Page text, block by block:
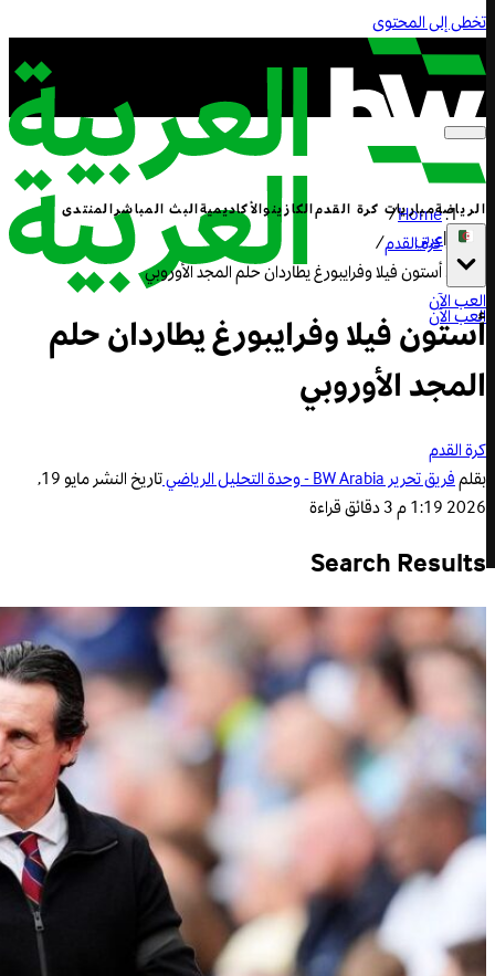
تخطى إلى المحتوى
الرياضةمباريات كرة القدمالكازينوالأكاديميةالبث المباشرالمنتدى
|عربي
العب الآن
العب الآن
Home
/
كرة القدم/
أستون فيلا وفرايبورغ يطاردان حلم المجد الأوروبي
أستون فيلا وفرايبورغ يطاردان حلم
المجد الأوروبي
كرة القدم
بقلمفريق تحرير BW Arabia - وحدة التحليل الرياضي تاريخ النشر
مايو 19,
2026 1:19 م
3 دقائق قراءة
Search Results